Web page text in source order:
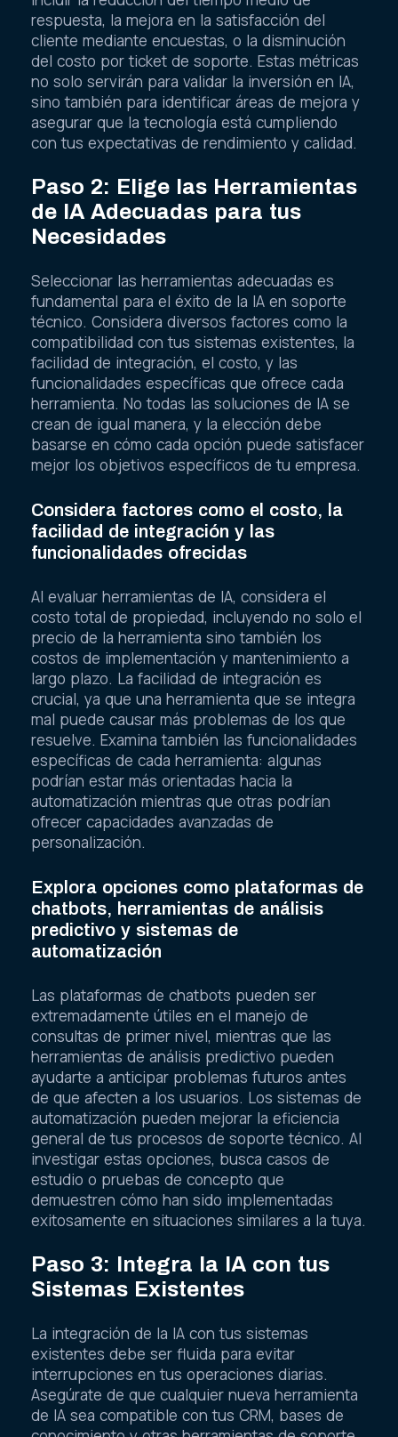
respuesta, la mejora en la satisfacción del
cliente mediante encuestas, o la disminución
del costo por ticket de soporte. Estas métricas
no solo servirán para validar la inversión en IA,
sino también para identificar áreas de mejora y
asegurar que la tecnología está cumpliendo
con tus expectativas de rendimiento y calidad.
Paso 2: Elige las Herramientas
de IA Adecuadas para tus
Necesidades
Seleccionar las herramientas adecuadas es
fundamental para el éxito de la IA en soporte
técnico. Considera diversos factores como la
compatibilidad con tus sistemas existentes, la
facilidad de integración, el costo, y las
funcionalidades específicas que ofrece cada
herramienta. No todas las soluciones de IA se
crean de igual manera, y la elección debe
basarse en cómo cada opción puede satisfacer
mejor los objetivos específicos de tu empresa.
Considera factores como el costo, la
facilidad de integración y las
funcionalidades ofrecidas
Al evaluar herramientas de IA, considera el
costo total de propiedad, incluyendo no solo el
precio de la herramienta sino también los
costos de implementación y mantenimiento a
largo plazo. La facilidad de integración es
crucial, ya que una herramienta que se integra
mal puede causar más problemas de los que
resuelve. Examina también las funcionalidades
específicas de cada herramienta: algunas
podrían estar más orientadas hacia la
automatización mientras que otras podrían
ofrecer capacidades avanzadas de
personalización.
Explora opciones como plataformas de
chatbots, herramientas de análisis
predictivo y sistemas de
automatización
Las plataformas de chatbots pueden ser
extremadamente útiles en el manejo de
consultas de primer nivel, mientras que las
herramientas de análisis predictivo pueden
ayudarte a anticipar problemas futuros antes
de que afecten a los usuarios. Los sistemas de
automatización pueden mejorar la eficiencia
general de tus procesos de soporte técnico. Al
investigar estas opciones, busca casos de
estudio o pruebas de concepto que
demuestren cómo han sido implementadas
exitosamente en situaciones similares a la tuya.
Paso 3: Integra la IA con tus
Sistemas Existentes
La integración de la IA con tus sistemas
existentes debe ser fluida para evitar
interrupciones en tus operaciones diarias.
Asegúrate de que cualquier nueva herramienta
de IA sea compatible con tus CRM, bases de